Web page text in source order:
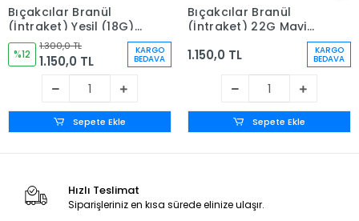
Bıçakcılar Branül
(İntraket) Yeşil (18G)
80'li Kutu
%12
1.300,0 TL
1.150,0 TL
KARGO
BEDAVA
Sepete Ekle
Bıçakcılar Branül
(İntraket) 22G Mavi
1.150,0 TL KARGO
BEDAVA
Sepete Ekle
Hızlı Teslimat
Siparişleriniz en kısa sürede elinize ulaşır.